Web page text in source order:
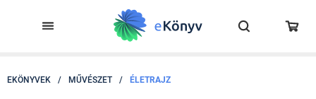
EKÖNYVEK / MŰVÉSZET / ÉLETRAJZ